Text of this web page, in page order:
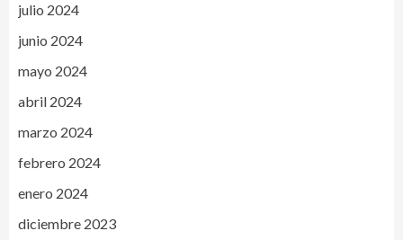
julio 2024
junio 2024
mayo 2024
abril 2024
marzo 2024
febrero 2024
enero 2024
diciembre 2023